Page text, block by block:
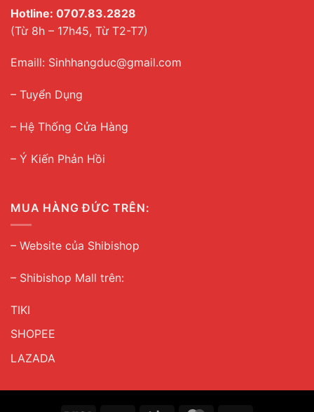
Hotline: 0707.83.2828
(Từ 8h – 17h45, Từ T2-T7)
Emaill: Sinhhangduc@gmail.com
– Tuyển Dụng
– Hệ Thống Cửa Hàng
– Ý Kiến Phản Hồi
MUA HÀNG ĐỨC TRÊN:
– Website của Shibishop
– Shibishop Mall trên:
TIKI
SHOPEE
LAZADA